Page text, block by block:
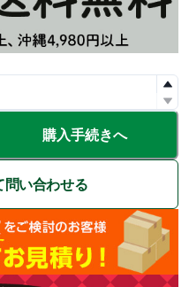
購入手続きへ
問い合わせる